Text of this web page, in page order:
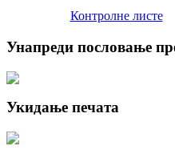
Контролне листе
Унапреди пословање
Укидање печата